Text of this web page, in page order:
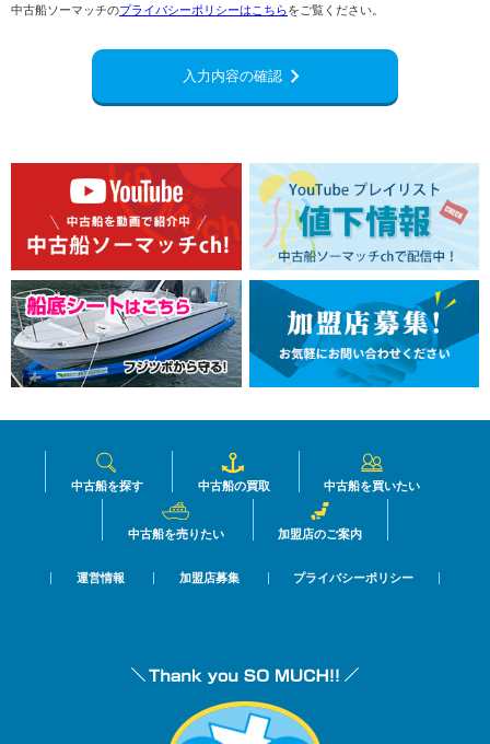
中古船ソーマッチのプライバシーポリシーはこちらをご覧ください。
入力内容の確認navigate_next
中古船を探す 中古船の買取 中古船を買いたい
中古船を売りたい 加盟店のご案内
運営情報 加盟店募集 プライバシーポリシー